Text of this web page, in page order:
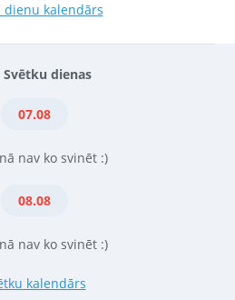
dienu kalendārs
Svētku dienas
07.08
nav ko svinēt :)
08.08
nav ko svinēt :)
kalendārs